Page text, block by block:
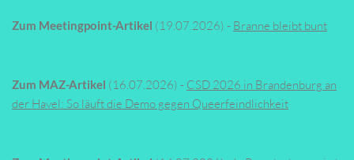
Zum Meetingpoint-Artikel (19.07.2026) - Branne bleibt bunt
Zum MAZ-Artikel (16.07.2026) - CSD 2026 in Brandenburg an
der Havel: So läuft die Demo gegen Queerfeindlichkeit